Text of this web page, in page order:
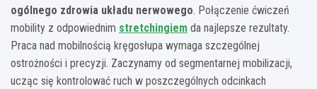
ogólnego zdrowia układu nerwowego. Połączenie ćwiczeń
mobility z odpowiednim stretchingiem da najlepsze rezultaty.
Praca nad mobilnością kręgosłupa wymaga szczególnej
ostrożności i precyzji. Zaczynamy od segmentarnej mobilizacji,
ucząc się kontrolować ruch w poszczególnych odcinkach